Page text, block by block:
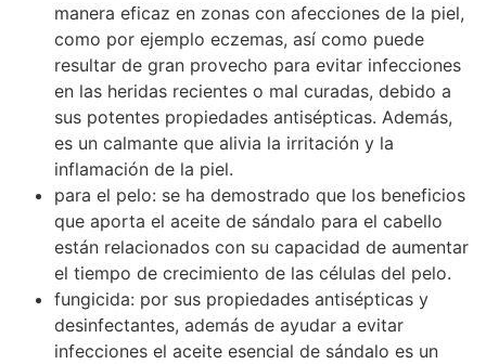
manera eficaz en zonas con afecciones de la piel,
como por ejemplo eczemas, así como puede
resultar de gran provecho para evitar infecciones
en las heridas recientes o mal curadas, debido a
sus potentes propiedades antisépticas. Además,
es un calmante que alivia la irritación y la
inflamación de la piel.
para el pelo: se ha demostrado que los beneficios
que aporta el aceite de sándalo para el cabello
están relacionados con su capacidad de aumentar
el tiempo de crecimiento de las células del pelo.
fungicida: por sus propiedades antisépticas y
desinfectantes, además de ayudar a evitar
infecciones el aceite esencial de sándalo es un